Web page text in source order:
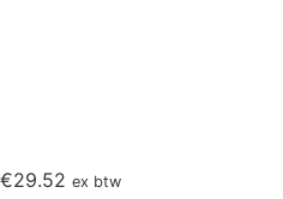
€29.52 ex btw